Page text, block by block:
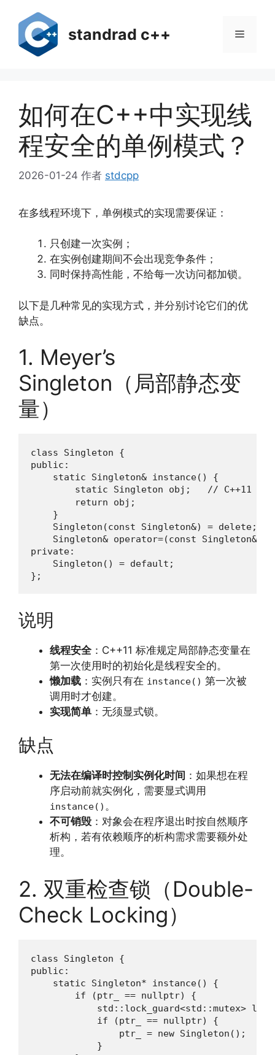
standrad c++ 菜
如何在C++中实现线
程安全的单例模式？
2026-01-24 作者 stdcpp
在多线程环境下，单例模式的实现需要保证：
只创建一次实例；
在实例创建期间不会出现竞争条件；
同时保持高性能，不给每一次访问都加锁。
以下是几种常见的实现方式，并分别讨论它们的优
缺点。
1. Meyer’s
Singleton（局部静态变
量）
class Singleton {
public:
    static Singleton& instance() {
static Singleton obj;   // C++11 之后
        return obj;
    }
    Singleton(const Singleton&) = delete;
Singleton& operator=(const Singleton&)
private:
    Singleton() = default;
};
说明
线程安全：C++11 标准规定局部静态变量在
第一次使用时的初始化是线程安全的。
懒加载 ：实例只有在 instance() 第一次被
调用时才创建。
实现简单 ：无须显式锁。
缺点
无法在编译时控制实例化时间 ：如果想在程
序启动前就实例化，需要显式调用
instance() 。
不可销毁 ：对象会在程序退出时按自然顺序
析构，若有依赖顺序的析构需求需要额外处
理。
2. 双重检查锁（Double-
Check Locking）
class Singleton {
public:
    static Singleton* instance() {
if (ptr_ == nullptr) {
std::lock_guard<std::mutex>
if (ptr_ == nullptr) {
                ptr_ = new Singleton();
            }